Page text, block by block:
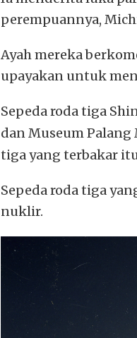
perempuannya,
Ayah mereka
upayakan untuk
Sepeda roda tiga
dan Museum
tiga yang terbakar
Sepeda roda tiga
nuklir.